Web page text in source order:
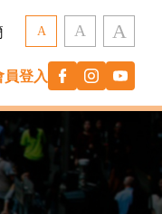
A A A
員登入